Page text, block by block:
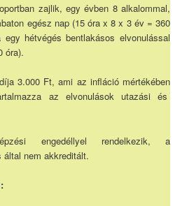
zajlik, egy évben 8 alkalommal,
egész nap (15 óra x 8 x 3 év = 360
hétvégés bentlakásos elvonulással
óra).
3.000 Ft, ami az infláció mértékében
az elvonulások utazási és
engedéllyel rendelkezik, a
által nem akkreditált.